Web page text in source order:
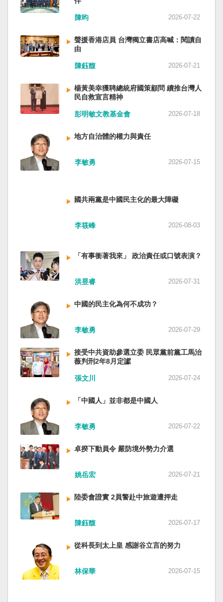
家。 一九四五年八一五，台灣人在祖國的迷惘與
迷障中做了錯誤的選擇，不只造成台灣集體命運
的台灣，要走向新歷史，珍惜台灣自己的條件，
好好建構我們尚未正常化的國家。台灣是小而
美、豐裕而堅強，在太平洋西南海域，一個閃亮
意收拾「中華民國」這個你們立鑄為繼承之國碑
銘的國號，台灣也會尊重歷史，對殘餘中國做歷
史的了結，寫下句點。生活在台灣的人們應共同
起造一個對「中國」不構成侵權的新國家，開啟
（作者是詩人）
與日本都會投入軍事力量協助救援。國軍與日本
自衛隊在大型災害時能提供人力、運輸、工程與
防、搜救與緊急醫療體系；地方政府負責整體應
變與資源調度，警察則協助交通管制、秩序維護
與災區管理。真正成熟的防災制度，需要的是整
期推動全民防災教育與社區演練，值得台灣參
考。但學習日本並非照搬制度，而是思考如何建
立符合台灣社會條件的防災文化。 防災的目的，
不只是讓人民在災害中生存下來，更是在災害發
的防災制度，不是要求人民只能服從撤離命令，
而是讓人民相信：當他們離開家園時，公共制度
會接住他們。
陳昀 2026-07-22
聲援香港店員 台灣獨立書店高喊：閱讀自
由
陳鈺馥 2026-07-21
楊黃美幸獲聘總統府國策顧問 續推台灣人
民自救宣言精神
彭明敏文教基金會 2026-07-18
地方自治體的權力與責任
李敏勇 2026-07-15
國共兩黨是中國民主化的最大障礙
李筱峰 2026-08-03
「有事衝著我來」 政治責任或口號表演？
洪昱睿 2026-07-31
中國的民主化為何不成功？
李敏勇 2026-07-29
接受中共資助參選立委 民眾黨前黨工馬治
薇判刑2年8月定讞
張文川 2026-07-24
「中國人」並非都是中國人
李敏勇 2026-07-22
卓揆下動員令 嚴防境外勢力介選
姚岳宏 2026-07-21
陸委會證實 2員警赴中旅遊遭押走
陳鈺馥 2026-07-17
從科長到太上皇 感謝谷立言的努力
林保華 2026-07-15